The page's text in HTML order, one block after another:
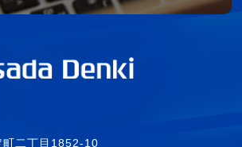
町二丁目1852-10